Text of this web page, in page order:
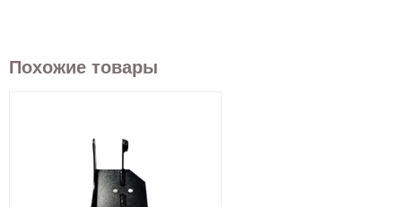
Похожие товары